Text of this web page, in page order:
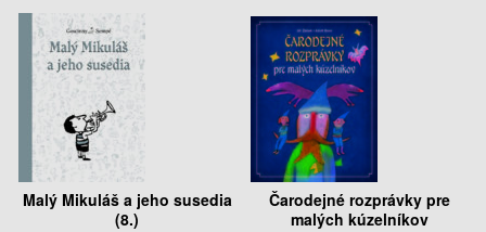
Malý Mikuláš a jeho susedia
(8.)
Čarodejné rozprávky pre
malých kúzelníkov